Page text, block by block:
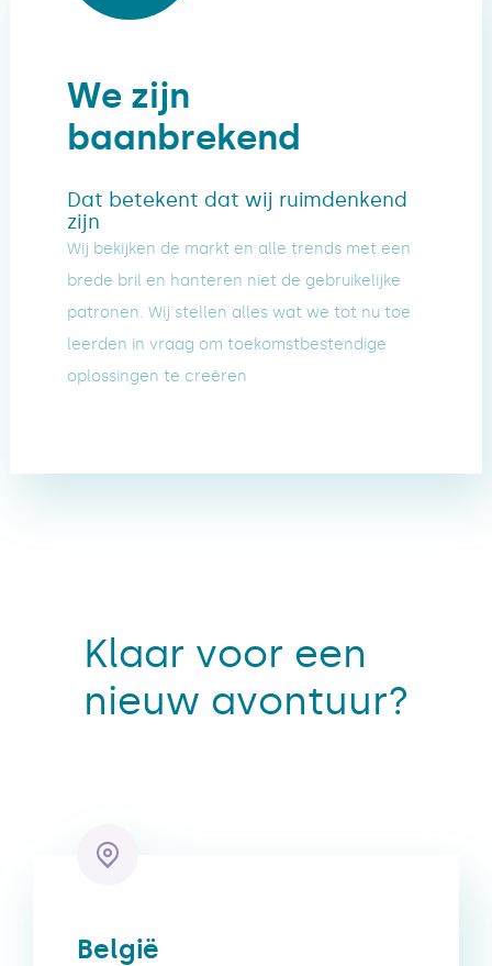
We zijn
baanbrekend
Dat betekent dat wij ruimdenkend
zijn
Wij bekijken de markt en alle trends met een
brede bril en hanteren niet de gebruikelijke
patronen. Wij stellen alles wat we tot nu toe
leerden in vraag om toekomstbestendige
oplossingen te creëren
Klaar voor een
nieuw avontuur?
België